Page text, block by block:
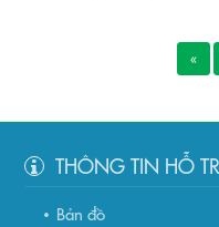
«
THÔNG TIN HỖ
Bản đồ